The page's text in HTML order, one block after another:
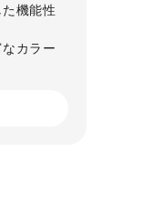
機能性
カラー